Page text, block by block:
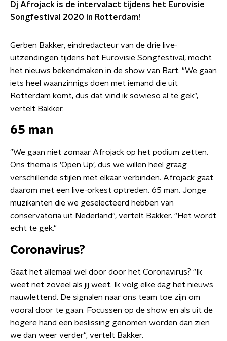
Dj Afrojack is de intervalact tijdens het Eurovisie
Songfestival 2020 in Rotterdam!
Gerben Bakker, eindredacteur van de drie live-
uitzendingen tijdens het Eurovisie Songfestival, mocht
het nieuws bekendmaken in de show van Bart. "We gaan
iets heel waanzinnigs doen met iemand die uit
Rotterdam komt, dus dat vind ik sowieso al te gek",
vertelt Bakker.
65 man
"We gaan niet zomaar Afrojack op het podium zetten.
Ons thema is 'Open Up', dus we willen heel graag
verschillende stijlen met elkaar verbinden. Afrojack gaat
daarom met een live-orkest optreden. 65 man. Jonge
muzikanten die we geselecteerd hebben van
conservatoria uit Nederland", vertelt Bakker. "Het wordt
echt te gek."
Coronavirus?
Gaat het allemaal wel door door het Coronavirus? "Ik
weet net zoveel als jij weet. Ik volg elke dag het nieuws
nauwlettend. De signalen naar ons team toe zijn om
vooral door te gaan. Focussen op de show en als uit de
hogere hand een beslissing genomen worden dan zien
we dan weer verder", vertelt Bakker.